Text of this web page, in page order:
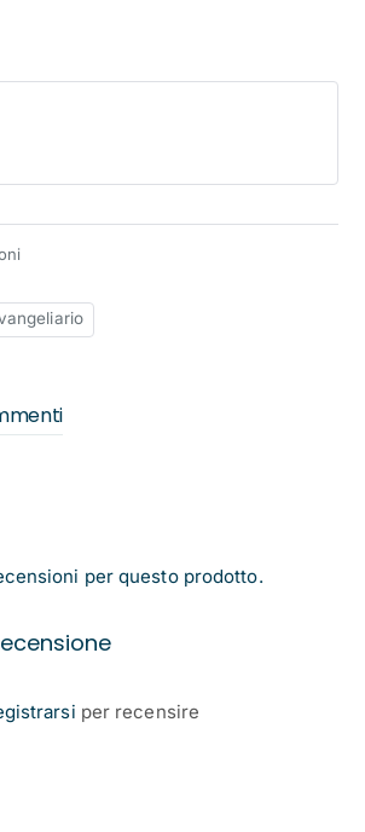
per questo prodotto.
per recensire